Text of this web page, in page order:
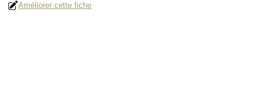
Améliorer cette fiche